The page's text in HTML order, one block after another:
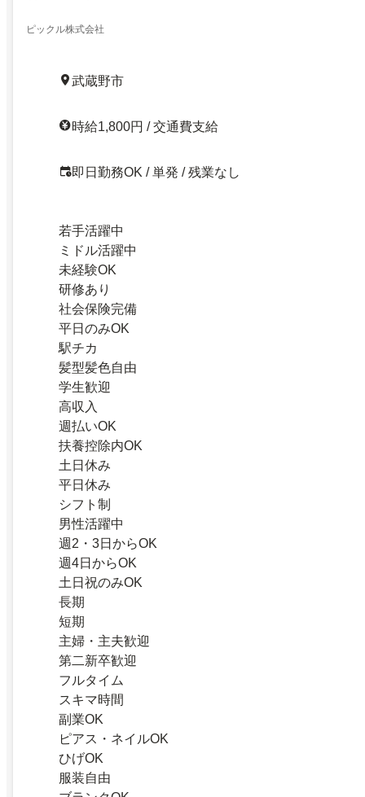
ピックル株式会社
武蔵野市
時給1,800円 / 交通費支給
即日勤務OK / 単発 / 残業なし
若手活躍中
ミドル活躍中
未経験OK
研修あり
社会保険完備
平日のみOK
駅チカ
髪型髪色自由
学生歓迎
高収入
週払いOK
扶養控除内OK
土日休み
平日休み
シフト制
男性活躍中
週2・3日からOK
週4日からOK
土日祝のみOK
長期
短期
主婦・主夫歓迎
第二新卒歓迎
フルタイム
スキマ時間
副業OK
ピアス・ネイルOK
ひげOK
服装自由